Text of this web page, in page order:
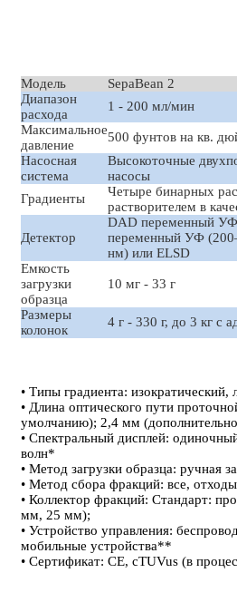
Модель
SepaBean 2
Диапазон
расхода
1 - 200 мл/мин
Максимальное
давление
500 фунтов на кв.
Насосная
система
Высокоточные
насосы
Градиенты
Четыре бинарных
растворителем в
Детектор
DAD переменный
переменный УФ
нм) или ELSD
Емкость
загрузки
образца
10 мг - 33 г
Размеры
колонок
4 г - 330 г, до 3 кг с
• Типы градиента:
• Длина оптического пути
умолчанию); 2,4 мм
• Спектральный дисплей:
волн*
• Метод загрузки образца: ручная
• Метод сбора фракций: все,
• Коллектор фракций: Стандарт:
мм, 25 мм);
• Устройство управления:
мобильные устройства**
• Сертификат: CE, cTUVus (в